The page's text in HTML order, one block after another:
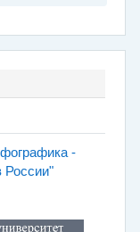
-
России"
Page